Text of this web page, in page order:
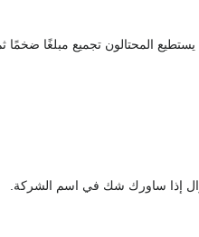
المحتالون تجميع مبلغًا ضخمًا
إذا ساورك شك في اسم الشركة.